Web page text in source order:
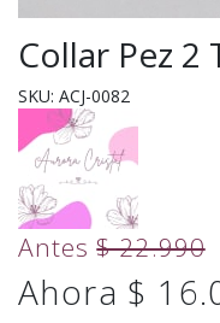
Collar Pez 2
SKU: ACJ-0082
Antes$ 22.990
Ahora $